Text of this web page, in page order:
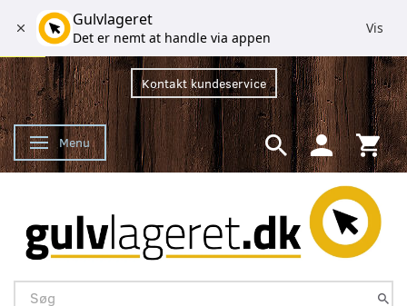
Kontakt kundeservice
Skifte navigation
Menu
Gulvlageret
Det er nemt at handle via appen
Vis